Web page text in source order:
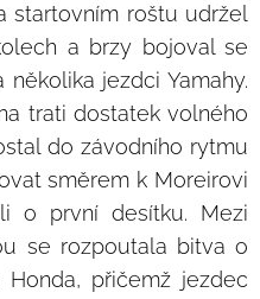
startovním roštu udržel
a brzy bojoval se
jezdci Yamahy.
trati dostatek volného
do závodního rytmu
směrem k Moreirovi
o první desítku. Mezi
se rozpoutala bitva o
přičemž jezdec